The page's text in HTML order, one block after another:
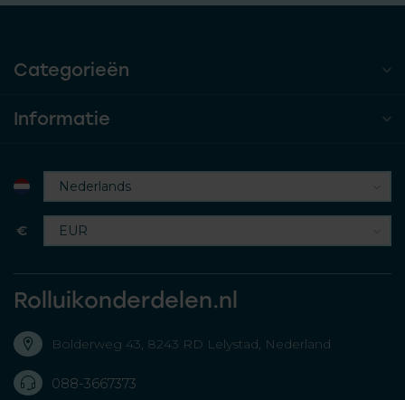
Categorieën
Informatie
€
Rolluikonderdelen.nl
Bolderweg 43, 8243 RD Lelystad, Nederland
088-3667373